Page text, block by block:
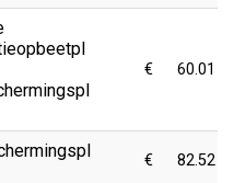
€ 60.01
€ 82.52